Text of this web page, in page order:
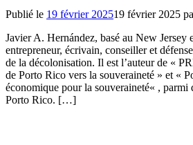
Publié le 19 février 202519 février 2025
Javier A. Hernández, basé au New Jersey
entrepreneur, écrivain, conseiller et
de la décolonisation. Il est l’auteur de «
de Porto Rico vers la souveraineté » et «
économique pour la souveraineté« , parmi
Porto Rico. […]